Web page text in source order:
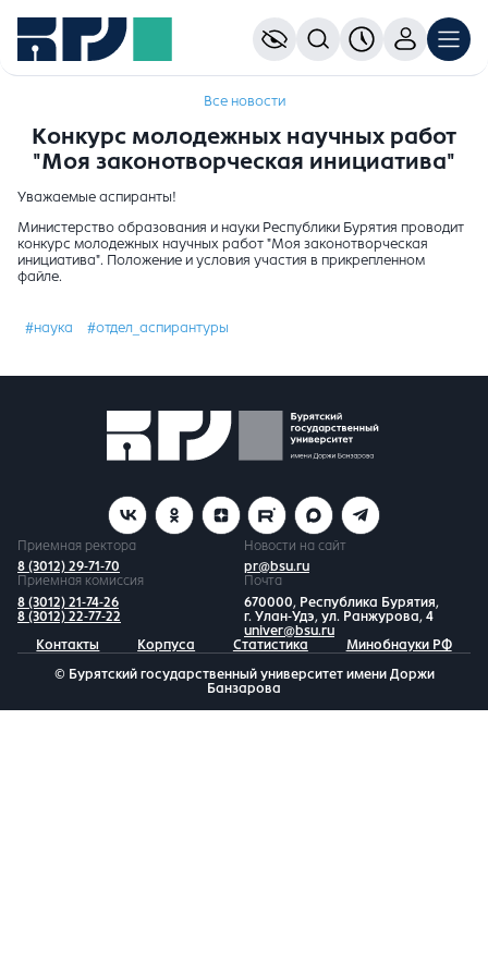
Все новости
Конкурс молодежных научных работ
"Моя законотворческая инициатива"
Уважаемые аспиранты!
Министерство образования и науки Республики Бурятия проводит
конкурс молодежных научных работ "Моя законотворческая
инициатива". Положение и условия участия в прикрепленном
файле.
#наука #отдел_аспирантуры
Приемная ректора
8 (3012) 29-71-70
Новости на сайт
pr@bsu.ru
Приемная комиссия
8 (3012) 21-74-26
8 (3012) 22-77-22
Почта
670000, Республика Бурятия,
г. Улан-Удэ, ул. Ранжурова, 4
univer@bsu.ru
Контакты
Корпуса Статистика Минобнауки РФ
© Бурятский государственный университет имени Доржи
Банзарова